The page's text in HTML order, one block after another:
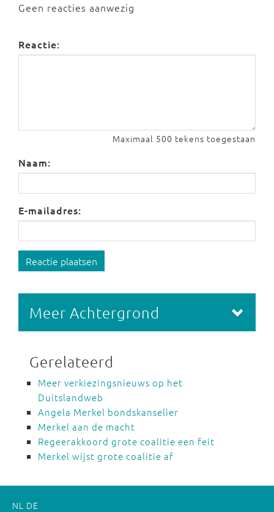
Geen reacties aanwezig
Reactie:
Maximaal 500 tekens toegestaan
Naam:
E-mailadres:
Reactie plaatsen
Meer Achtergrond
Gerelateerd
Meer verkiezingsnieuws op het
Duitslandweb
Angela Merkel bondskanselier
Merkel aan de macht
Regeerakkoord grote coalitie een feit
Merkel wijst grote coalitie af
NL DE